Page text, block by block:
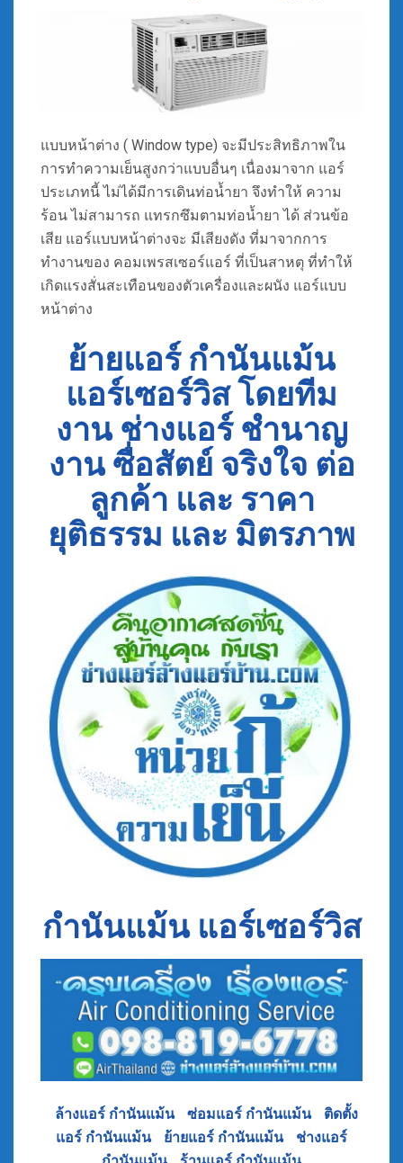
แบบหน้าต่าง ( Window type) จะมีประสิทธิภาพใน
การทำความเย็นสูงกว่าแบบอื่นๆ เนื่องมาจาก แอร์
ประเภทนี้ ไม่ได้มีการเดินท่อน้ำยา จึงทำให้ ความ
ร้อน ไม่สามารถ แทรกซึมตามท่อน้ำยา ได้ ส่วนข้อ
เสีย แอร์แบบหน้าต่างจะ มีเสียงดัง ที่มาจากการ
ทำงานของ คอมเพรสเซอร์แอร์ ที่เป็นสาหตุ ที่ทำให้
เกิดแรงสั่นสะเทือนของตัวเครื่องและผนัง แอร์แบบ
หน้าต่าง
ย้ายแอร์ กำนันแม้น
แอร์เซอร์วิส โดยทีม
งาน ช่างแอร์ ชำนาญ
งาน ซื่อสัตย์ จริงใจ ต่อ
ลูกค้า และ ราคา
ยุติธรรม และ มิตรภาพ
กำนันแม้น แอร์เซอร์วิส
ล้างแอร์ กำนันแม้น• ซ่อมแอร์ กำนันแม้น• ติดตั้ง
แอร์ กำนันแม้น• ย้ายแอร์ กำนันแม้น• ช่างแอร์